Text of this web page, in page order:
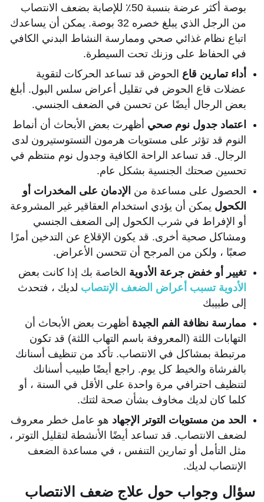
بوصة أكثر عرضة بنسبة 50٪ للإصابة بضعف الانتصاب
من الرجل الذي يبلغ خصره 32 بوصة. يمكن أن يساعدك
اتباع نظام غذائي صحي وممارسة النشاط البدني الكافي
في الحفاظ على وزنك تحت السيطرة.
أداء تمارين قاع الحوض قد تساعد الحركات لتقوية
عضلات قاع الحوض في تقليل أعراض سلس البول. أبلغ
بعض الرجال أيضًا عن تحسن في الضعف الجنسي.
اعتماد جدول نوم صحي أظهرت بعض الأبحاث أن أنماط
النوم قد تؤثر على مستويات هرمون التستوستيرون لدى
الرجال. قد تساعد الراحة الكافية وجدول نوم منتظم في
تحسين صحتك الجنسية بشكل عام.
الحصول على مساعدة من الإدمان على المخدرات أو
الكحول يمكن أن يؤدي استخدام العقاقير غير المشروعة
أو الإفراط في شرب الكحول إلى الضعف الجنسي
ومشاكل صحية أخرى. قد يكون الإقلاع عن التدخين أمرًا
صعبًا ، ولكن من المرجح أن تتحسن الأعراض.
تغيير أو خفض جرعة الأدوية الخاصة بك إذا كانت بعض
الأدوية تسبب أعراض الضعف الإنتصاب لديك ، فتحدث
إلى طبيبك
ممارسة نظافة الفم الجيدة أظهرت بعض الأبحاث أن
التهابات اللثة (المعروفة باسم التهاب اللثة) قد تكون
مرتبطة بمشاكل في الانتصاب. تأكد من تنظيف أسنانك
بالفرشاة والخيط كل يوم. راجع أيضًا طبيب أسنانك
لتنظيف احترافي مرة واحدة على الأقل في السنة ، أو
كلما كان لديك مخاوف بشأن صحة لثتك.
الحد من مستويات التوتر الإجهاد هو عامل خطر معروف
لضعف الانتصاب. قد تساعد أيضًا الأنشطة لتقليل التوتر ،
مثل التأمل أو تمارين التنفس ، في مساعدة الضعف
الإنتصاب لديك.
سؤال وجواب حول علاج ضعف الانتصاب